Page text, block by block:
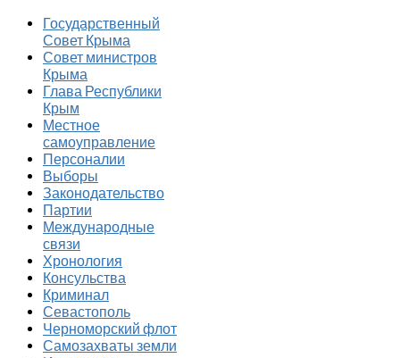
Государственный
Совет Крыма
Совет министров
Крыма
Глава Республики
Крым
Местное
самоуправление
Персоналии
Выборы
Законодательство
Партии
Международные
связи
Хронология
Консульства
Криминал
Севастополь
Черноморский флот
Самозахваты земли